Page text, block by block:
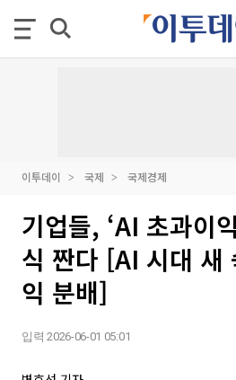
이투데이 국제 국제경제
기업들, ‘AI 초과이
식 짠다 [AI 시대 새
익 분배]
입력 2026-06-01 05:01